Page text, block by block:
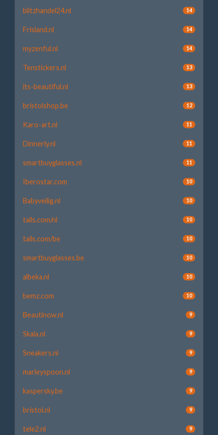
blitzhandel24.nl 14
Frisland.nl 14
myzenful.nl 14
Tenstickers.nl 13
its-beautiful.nl 13
bristolshop.be 12
Karo-art.nl 11
Dinnerly.nl 11
smartbuyglasses.nl 11
Iberostar.com 10
Babyveilig.nl 10
tails.com/nl 10
tails.com/be 10
smartbuyglasses.be 10
albeka.nl 10
bemz.com 10
Beautinow.nl 9
Skala.nl 9
Sneakers.nl 9
marleyspoon.nl 9
kaspersky.be 9
bristol.nl 9
tele2.nl 9